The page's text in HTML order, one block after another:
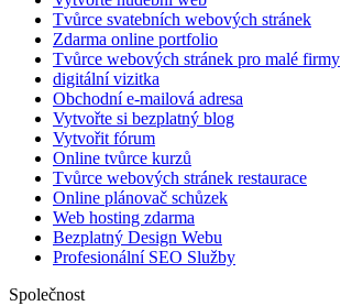
Tvůrce svatebních webových stránek
Zdarma online portfolio
Tvůrce webových stránek pro malé firmy
digitální vizitka
Obchodní e-mailová adresa
Vytvořte si bezplatný blog
Vytvořit fórum
Online tvůrce kurzů
Tvůrce webových stránek restaurace
Online plánovač schůzek
Web hosting zdarma
Bezplatný Design Webu
Profesionální SEO Služby
Společnost